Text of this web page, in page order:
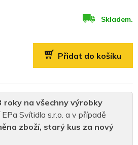
roky na všechny výrobky
Svítidla s.r.o. a v případě
zboží, starý kus za nový
Skladem.
Přidat do košíku